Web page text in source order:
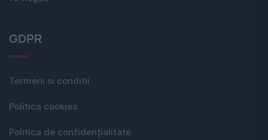
GDPR
Termeni si conditii
Politica cookies
Politica de confidențialitate